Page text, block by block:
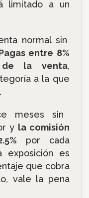
limitado a un
normal sin
entre 8%
la venta,
a la que
meses sin
y la comisión
por cada
exposición es
que cobra
vale la pena